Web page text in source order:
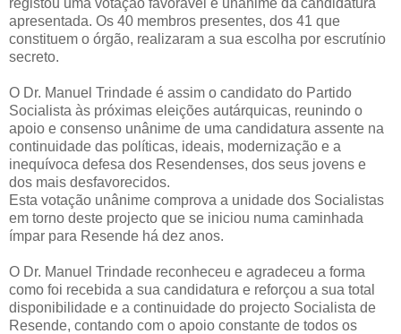
apresentada. Os 40 membros presentes, dos 41 que
constituem o órgão, realizaram a sua escolha por escrutínio
secreto.
O Dr. Manuel Trindade é assim o candidato do Partido
Socialista às próximas eleições autárquicas, reunindo o
apoio e consenso unânime de uma candidatura assente na
continuidade das políticas, ideais, modernização e a
inequívoca defesa dos Resendenses, dos seus jovens e
dos mais desfavorecidos.
Esta votação unânime comprova a unidade dos Socialistas
em torno deste projecto que se iniciou numa caminhada
ímpar para Resende há dez anos.
O Dr. Manuel Trindade reconheceu e agradeceu a forma
como foi recebida a sua candidatura e reforçou a sua total
disponibilidade e a continuidade do projecto Socialista de
Resende, contando com o apoio constante de todos os